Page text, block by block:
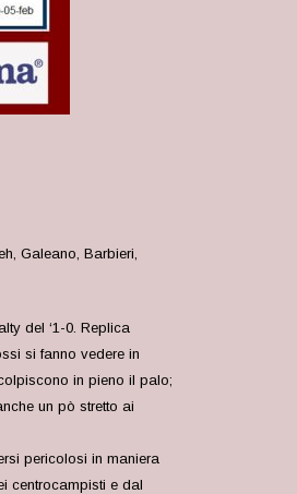
Galeano, Barbieri,
del ‘1-0. Replica
si fanno vedere in
in pieno il palo;
un pò stretto ai
pericolosi in maniera
centrocampisti e dal